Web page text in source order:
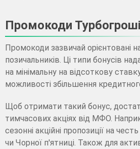
Промокоди Турбогроші
Промокоди зазвичай орієнтовані
позичальників. Ці типи бонусів
на мінімальну на відсоткову
можливості збільшення кредитного
Щоб отримати такий бонус,
тимчасових акціях від МФО.
сезонні акційні пропозиції на
чи Чорної п'ятниці. Також для